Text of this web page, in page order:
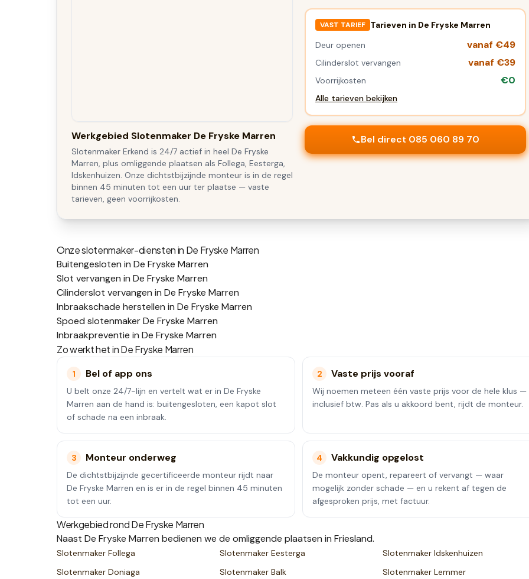
Werkgebied Slotenmaker De Fryske Marren
Slotenmaker Erkend is 24/7 actief in heel De Fryske
Marren, plus omliggende plaatsen als Follega, Eesterga,
Idskenhuizen. Onze dichtstbijzijnde monteur is in de regel
binnen 45 minuten tot een uur ter plaatse — vaste
tarieven, geen voorrijkosten.
VAST TARIEF Tarieven in De Fryske Marren
Deur openen
vanaf €49
Cilinderslot vervangen vanaf €39
Voorrijkosten €0
Alle tarieven bekijken
Bel direct 085 060 89 70
Onze slotenmaker-diensten in De Fryske Marren
Buitengesloten in De Fryske Marren
Slot vervangen in De Fryske Marren
Cilinderslot vervangen in De Fryske Marren
Inbraakschade herstellen in De Fryske Marren
Spoed slotenmaker De Fryske Marren
Inbraakpreventie in De Fryske Marren
Zo werkt het inDe Fryske Marren
1 Bel of app ons
U belt onze 24/7-lijn en vertelt wat er in De Fryske
Marren aan de hand is: buitengesloten, een kapot slot
of schade na een inbraak.
2 Vaste prijs vooraf
Wij noemen meteen één vaste prijs voor de hele klus —
inclusief btw. Pas als u akkoord bent, rijdt de monteur.
3 Monteur onderweg
De dichtstbijzijnde gecertificeerde monteur rijdt naar
De Fryske Marren en is er in de regel binnen 45 minuten
tot een uur.
4 Vakkundig opgelost
De monteur opent, repareert of vervangt — waar
mogelijk zonder schade — en u rekent af tegen de
afgesproken prijs, met factuur.
Werkgebied rondDe Fryske Marren
Naast De Fryske Marren bedienen we de omliggende plaatsen in Friesland.
Slotenmaker Follega Slotenmaker Eesterga Slotenmaker Idskenhuizen
Slotenmaker Doniaga Slotenmaker Balk Slotenmaker Lemmer